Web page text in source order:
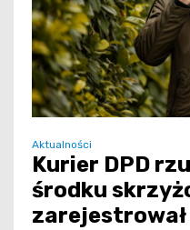
Aktualności
Kurier DPD
środku
zarejestrował